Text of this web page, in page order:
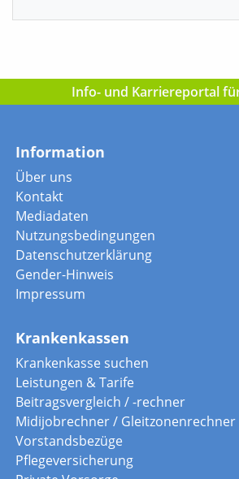
Info- und Karriereportal
Information
Über uns
Kontakt
Mediadaten
Nutzungsbedingungen
Datenschutzerklärung
Gender-Hinweis
Impressum
Krankenkassen
Krankenkasse suchen
Leistungen & Tarife
Beitragsvergleich / -rechner
Midijobrechner / Gleitzonenrechner
Vorstandsbezüge
Pflegeversicherung